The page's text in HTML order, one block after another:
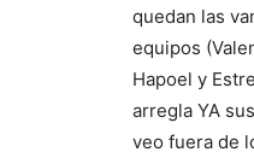
quedan las
equipos
Hapoel y
arregla YA
veo fuera de